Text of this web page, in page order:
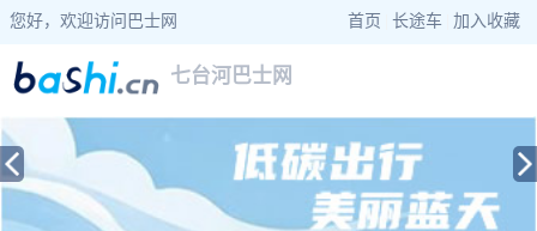
您好，欢迎访问巴士网 首页 长途车 加入收藏
七台河巴士网